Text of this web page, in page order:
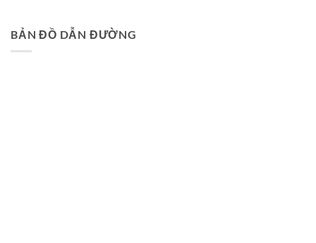
BẢN ĐỒ DẪN ĐƯỜNG